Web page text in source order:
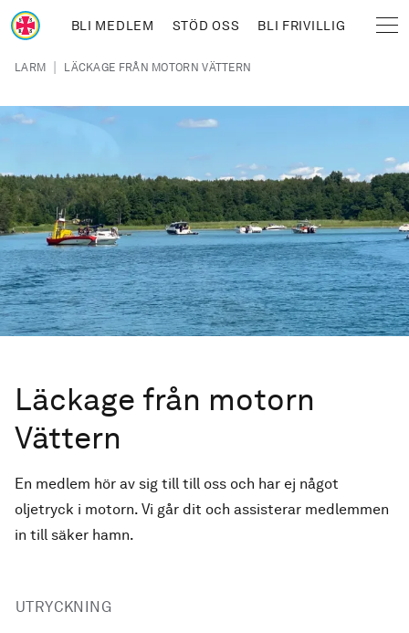
Hoppa till huvudinnehåll
BLI MEDLEM STÖD OSS BLI FRIVILLIG
Länkstig
LARM | LÄCKAGE FRÅN MOTORN VÄTTERN
Läckage från motorn
Vättern
En medlem hör av sig till till oss och har ej något
oljetryck i motorn. Vi går dit och assisterar medlemmen
in till säker hamn.
UTRYCKNING